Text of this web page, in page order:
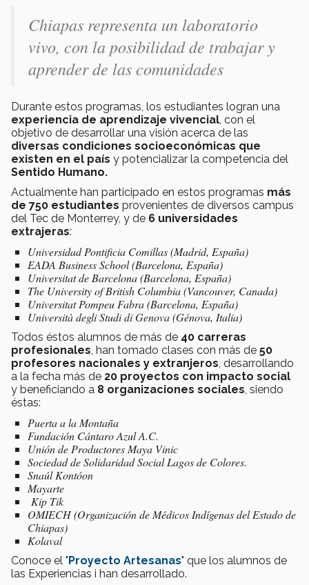
Chiapas representa un laboratorio
vivo, con la posibilidad de trabajar y
aprender de las comunidades
Durante estos programas, los estudiantes logran una
experiencia de aprendizaje vivencial , con el
objetivo de desarrollar una visión acerca de las
diversas condiciones socioeconómicas que
existen en el país y potencializar la competencia del
Sentido Humano.
Actualmente han participado en estos programas más
de 750 estudiantes provenientes de diversos campus
del Tec de Monterrey, y de 6 universidades
extrajeras:
Universidad Pontificia Comillas (Madrid, España)
EADA Business School (Barcelona, España)
Universitat de Barcelona (Barcelona, España)
The University of British Columbia (Vancouver, Canada)
Universitat Pompeu Fabra (Barcelona, España)
Università degli Studi di Genova (Génova, Italia)
Todos éstos alumnos de más de 40 carreras
profesionales , han tomado clases con más de 50
profesores nacionales y extranjeros , desarrollando
a la fecha más de 20 proyectos con impacto social
y beneficiando a 8 organizaciones sociales , siendo
éstas:
Puerta a la Montaña
Fundación Cántaro Azul A.C.
Unión de Productores Maya Vinic
Sociedad de Solidaridad Social Lagos de Colores.
Snaúl Kontóon
Mayarte
Kip Tik
OMIECH (Organización de Médicos Indígenas del Estado de
Chiapas)
Kolaval
Conoce el "Proyecto Artesanas" que los alumnos de
las Experiencias i han desarrollado.